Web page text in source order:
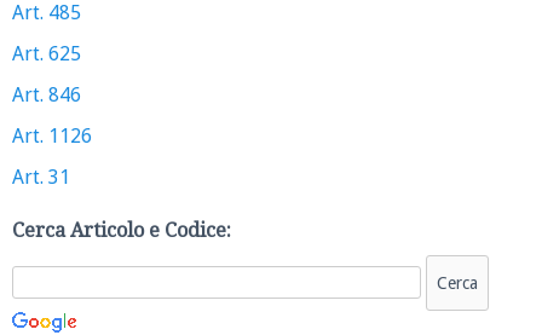
Art. 485
Art. 625
Art. 846
Art. 1126
Art. 31
Cerca Articolo e Codice: